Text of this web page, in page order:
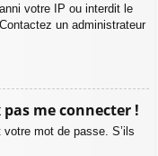
votre IP ou interdit le
un administrateur
me connecter !
mot de passe. S’ils